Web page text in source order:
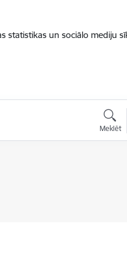
statistikas un sociālo mediju
Meklēt